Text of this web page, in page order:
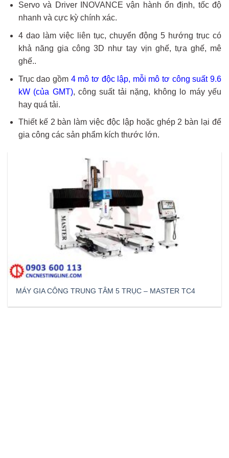
Servo và Driver INOVANCE vận hành ổn định, tốc độ
nhanh và cực kỳ chính xác.
4 dao làm việc liên tục, chuyển động 5 hướng trục có
khả năng gia công 3D như tay vịn ghế, tựa ghế, mê
ghế..
Trục dao gồm 4 mô tơ độc lập, mỗi mô tơ công suất 9.6
kW (của GMT), công suất tải nặng, không lo máy yếu
hay quá tải.
Thiết kế 2 bàn làm việc độc lập hoặc ghép 2 bàn lại để
gia công các sản phẩm kích thước lớn.
MÁY GIA CÔNG TRUNG TÂM 5 TRỤC – MASTER TC4